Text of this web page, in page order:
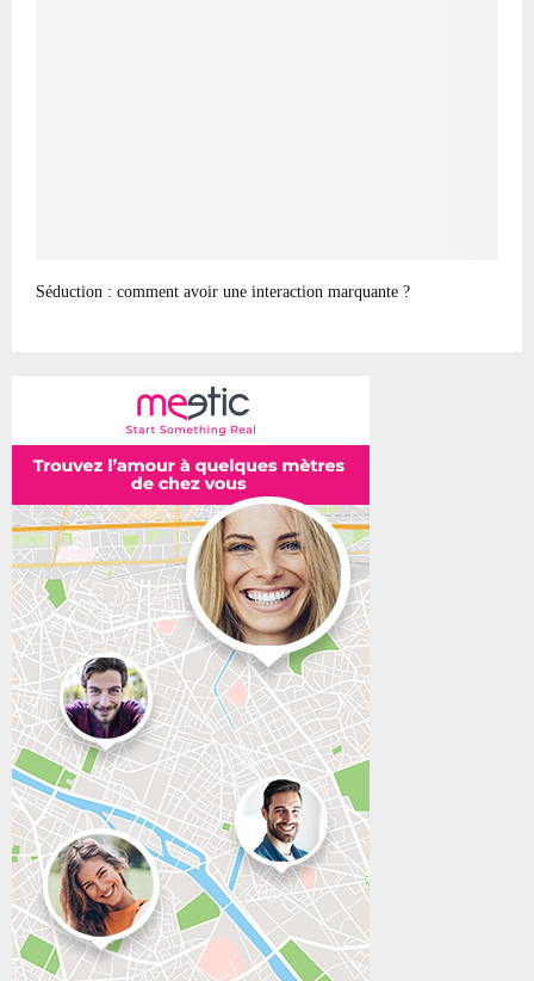
Séduction : comment avoir une interaction marquante ?